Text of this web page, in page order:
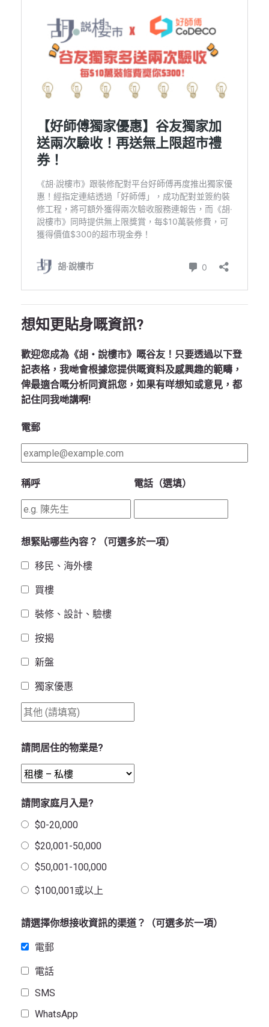
想知更貼身嘅資訊?
歡迎您成為《胡‧說樓市》嘅谷友！只要透過以下登
記表格，我哋會根據您提供嘅資料及感興趣的範疇，
俾最適合嘅分析同資訊您，如果有咩想知或意見，都
記住同我哋講啊!
電郵
稱呼 電話（選填）
想緊貼哪些內容？（可選多於一項）
移民、海外樓
買樓
裝修、設計、驗樓
按揭
新盤
獨家優惠
請問居住的物業是?
請問家庭月入是?
$0-20,000
$20,001-50,000
$50,001-100,000
$100,001或以上
請選擇你想接收資訊的渠道？（可選多於一項）
電郵
電話
SMS
WhatsApp